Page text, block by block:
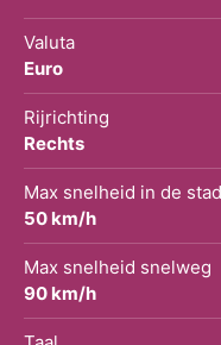
Valuta
Euro
Rijrichting
Rechts
Max snelheid in de stad
50 km/h
Max snelheid snelweg
90 km/h